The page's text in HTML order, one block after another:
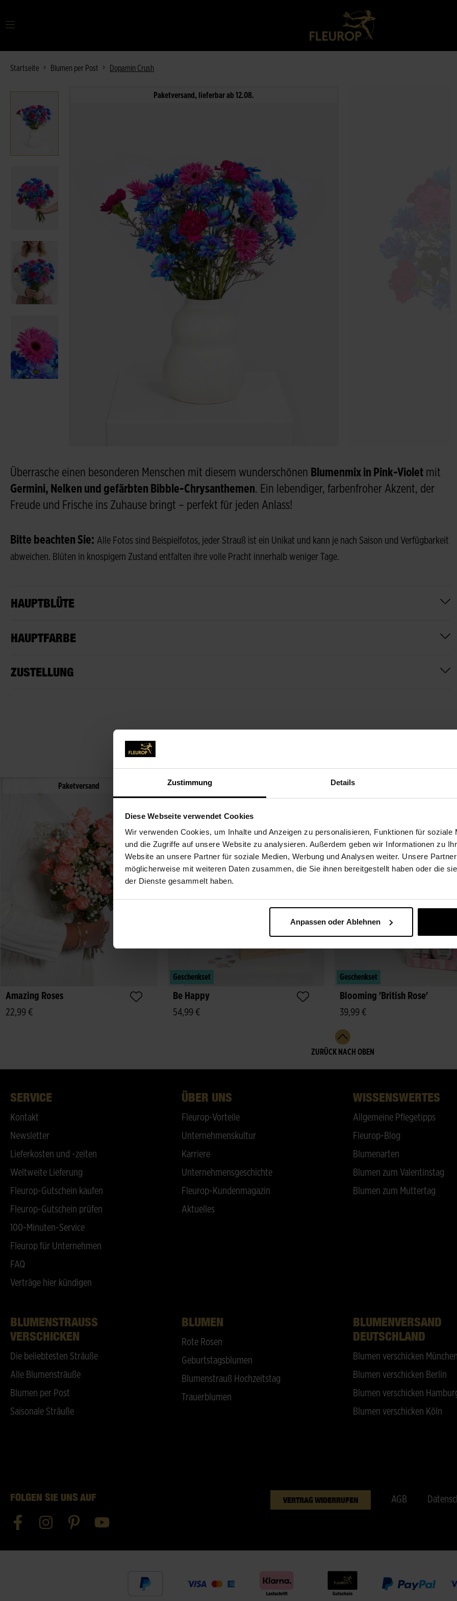
Zustimmung Details
Diese Webseite verwendet Cookies
Wir verwenden Cookies, um Inhalte und Anzeigen zu personalisieren, Funktionen für soziale
und die Zugriffe auf unsere Website zu analysieren. Außerdem geben wir Informationen zu
Website an unsere Partner für soziale Medien, Werbung und Analysen weiter. Unsere
möglicherweise mit weiteren Daten zusammen, die Sie ihnen bereitgestellt haben oder die
der Dienste gesammelt haben.
Anpassen oder Ablehnen
Startseite Blumen per Post Dopamin Crush
Paketversand, lieferbar ab 12.08.
Überrasche einen besonderen Menschen mit diesem wunderschönen Blumenmix in Pink-Violet mit
Germini, Nelken und gefärbten Bibble-Chrysanthemen. Ein lebendiger, farbenfroher Akzent, der
Freude und Frische ins Zuhause bringt – perfekt für jeden Anlass!
Bitte beachten Sie: Alle Fotos sind Beispielfotos, jeder Strauß ist ein Unikat und kann je nach Saison und Verfügbarkeit
abweichen. Blüten in knospigem Zustand entfalten ihre volle Pracht innerhalb weniger Tage.
HAUPTBLÜTE
HAUPTFARBE
ZUSTELLUNG
Paketversand
Amazing Roses
22,99 €
Geschenkset
Be Happy
54,99 €
Geschenkset
Blooming 'British Rose'
39,99 €
ZURÜCK NACH OBEN
SERVICE
Kontakt
Newsletter
Lieferkosten und -zeiten
Weltweite Lieferung
Fleurop-Gutschein kaufen
Fleurop-Gutschein prüfen
100-Minuten-Service
Fleurop für Unternehmen
FAQ
Verträge hier kündigen
ÜBER UNS
Fleurop-Vorteile
Unternehmenskultur
Karriere
Unternehmensgeschichte
Fleurop-Kundenmagazin
Aktuelles
WISSENSWERTES
Allgemeine Pflegetipps
Fleurop-Blog
Blumenarten
Blumen zum Valentinstag
Blumen zum Muttertag
BLUMENSTRAUSS V
ERSCHICKEN
Die beliebtesten Sträuße
Alle Blumensträuße
Blumen per Post
Saisonale Sträuße
BLUMEN
Rote Rosen
Geburtstagsblumen
Blumenstrauß Hochzeitstag
Trauerblumen
BLUMENVERSAND
DEUTSCHLAND
Blumen verschicken München
Blumen verschicken Berlin
Blumen verschicken
Blumen verschicken Köln
FOLGEN SIE UNS AUF VERTRAG WIDERRUFEN AGB